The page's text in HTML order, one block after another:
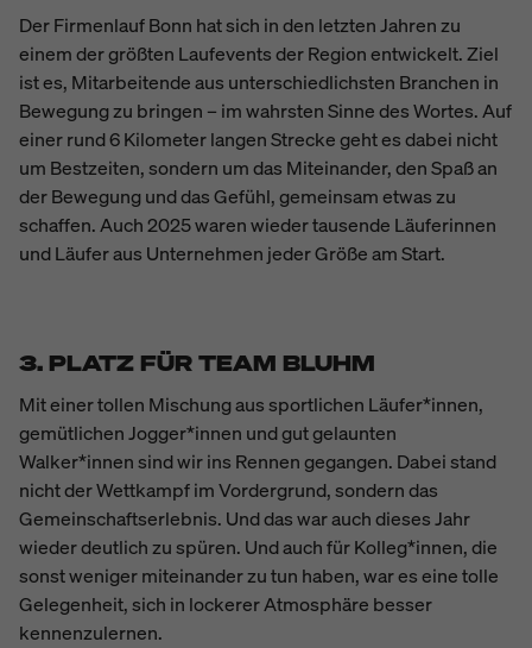
Der Firmenlauf Bonn hat sich in den letzten Jahren zu
einem der größten Laufevents der Region entwickelt. Ziel
ist es, Mitarbeitende aus unterschiedlichsten Branchen in
Bewegung zu bringen – im wahrsten Sinne des Wortes. Auf
einer rund 6 Kilometer langen Strecke geht es dabei nicht
um Bestzeiten, sondern um das Miteinander, den Spaß an
der Bewegung und das Gefühl, gemeinsam etwas zu
schaffen. Auch 2025 waren wieder tausende Läuferinnen
und Läufer aus Unternehmen jeder Größe am Start.
3. PLATZ FÜR TEAM BLUHM
Mit einer tollen Mischung aus sportlichen Läufer*innen,
gemütlichen Jogger*innen und gut gelaunten
Walker*innen sind wir ins Rennen gegangen. Dabei stand
nicht der Wettkampf im Vordergrund, sondern das
Gemeinschaftserlebnis. Und das war auch dieses Jahr
wieder deutlich zu spüren. Und auch für Kolleg*innen, die
sonst weniger miteinander zu tun haben, war es eine tolle
Gelegenheit, sich in lockerer Atmosphäre besser
kennenzulernen.